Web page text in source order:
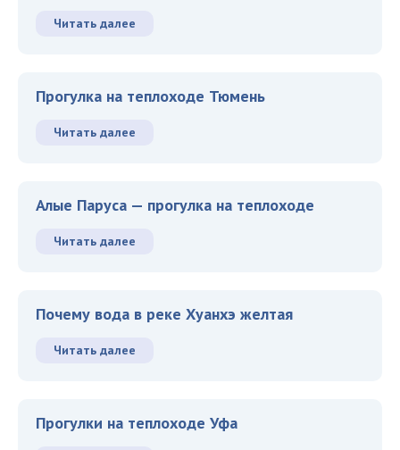
Читать далее
Прогулка на теплоходе Тюмень
Читать далее
Алые Паруса — прогулка на теплоходе
Читать далее
Почему вода в реке Хуанхэ желтая
Читать далее
Прогулки на теплоходе Уфа